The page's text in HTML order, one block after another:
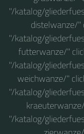
"/katalog/
distelwanze/
"/katalog/
futterwanze/"
"/katalog/
weichwanze/"
"/katalog/
"/katalog/